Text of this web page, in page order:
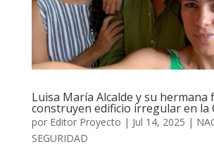
Luisa María Alcalde y su hermana
construyen edificio irregular en la
por Editor Proyecto | Jul 14, 2025 |
SEGURIDAD